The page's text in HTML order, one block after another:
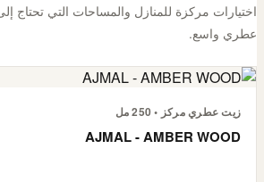
اختيارات مركزة للمنازل والمساحات التي تحتاج
عطري واسع.
زيت عطري مركز • 250 مل
AJMAL - AMBER WOOD